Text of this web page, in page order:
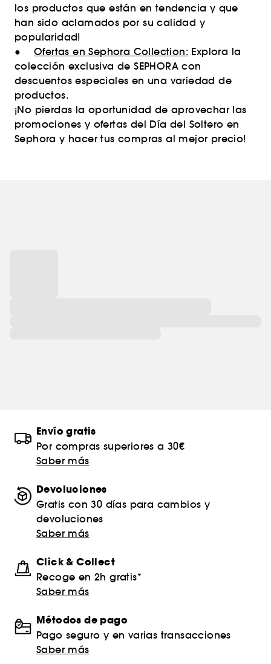
los productos que están en tendencia y que
han sido aclamados por su calidad y
popularidad!
● Ofertas en Sephora Collection: Explora la
colección exclusiva de SEPHORA con
descuentos especiales en una variedad de
productos.
¡No pierdas la oportunidad de aprovechar las
promociones y ofertas del Día del Soltero en
Sephora y hacer tus compras al mejor precio!
Envío gratis
Por compras superiores a 30€
Saber más
Devoluciones
Gratis con 30 días para cambios y
devoluciones
Saber más
Click & Collect
Recoge en 2h gratis*
Saber más
Métodos de pago
Pago seguro y en varias transacciones
Saber más